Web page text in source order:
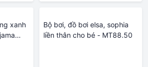
xanh
Hoạt
Bộ bơi, đồ bơi elsa, sophia
liền thân cho bé - MT88.50